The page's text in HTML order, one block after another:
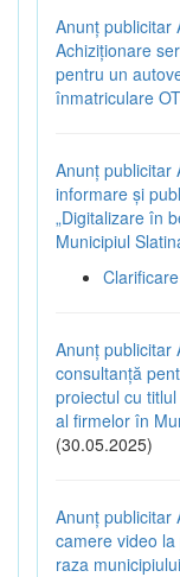
Anunț publicitar
Achiziționare
pentru un
înmatriculare
Anunț publicitar
informare și
„Digitalizare în
Municipiul
Anunț publicitar
consultanță
proiectul cu
al firmelor în
(30.05.2025)
Anunț publicitar
camere video
raza